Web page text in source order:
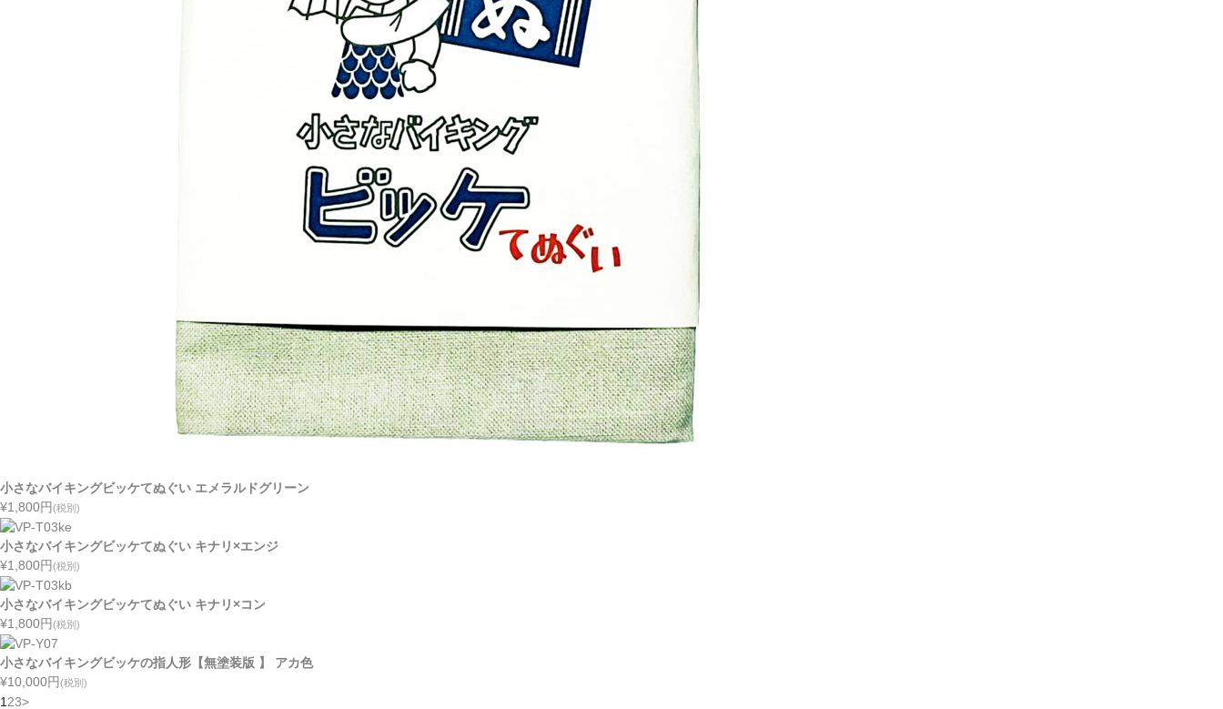
小さなバイキングビッケてぬぐい エメラルドグリーン
¥1,800円 (税別)
小さなバイキングビッケてぬぐい キナリ×エンジ
¥1,800円 (税別)
小さなバイキングビッケてぬぐい キナリ×コン
¥1,800円 (税別)
小さなバイキングビッケの指人形【無塗装版 】 アカ色
¥10,000円 (税別)
123>